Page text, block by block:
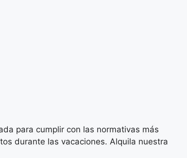
para cumplir con las normativas más
durante las vacaciones. Alquila nuestra